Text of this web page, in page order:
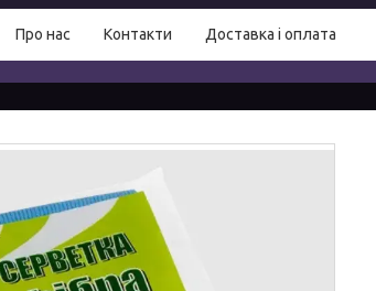
Про нас Контакти Доставка і оплата